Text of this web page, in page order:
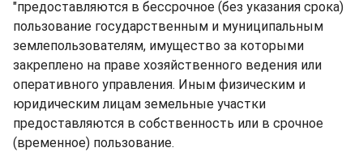
"предоставляются в бессрочное (без указания срока)
пользование государственным и муниципальным
землепользователям, имущество за которыми
закреплено на праве хозяйственного ведения или
оперативного управления. Иным физическим и
юридическим лицам земельные участки
предоставляются в собственность или в срочное
(временное) пользование.